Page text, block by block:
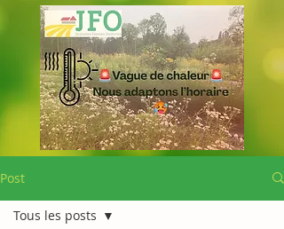
Post
Tous les posts